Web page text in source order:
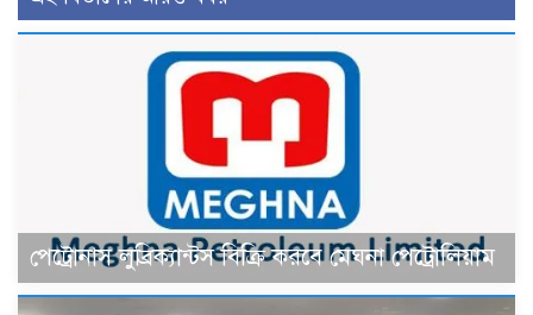
পেট্রোনাস লুব্রিক্যান্টস বিক্রি করবে মেঘনা পেট্রোলিয়াম